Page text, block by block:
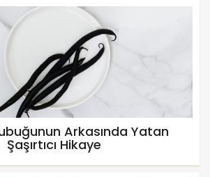
Arkasında Yatan
Şaşırtıcı Hikaye